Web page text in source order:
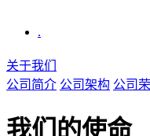
.
关于我们
公司简介 公司架构 公司
我们的使命